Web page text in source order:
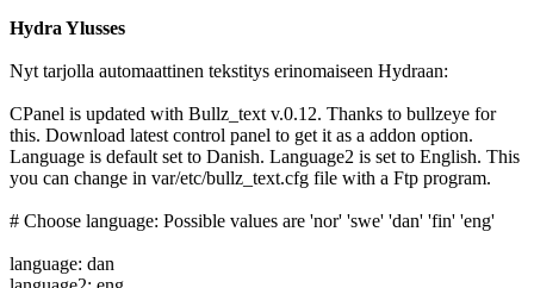
Hydra Ylusses
Nyt tarjolla automaattinen tekstitys erinomaiseen Hydraan:
CPanel is updated with Bullz_text v.0.12. Thanks to bullzeye for
this. Download latest control panel to get it as a addon option.
Language is default set to Danish. Language2 is set to English. This
you can change in var/etc/bullz_text.cfg file with a Ftp program.
# Choose language: Possible values are 'nor' 'swe' 'dan' 'fin' 'eng'
language: dan